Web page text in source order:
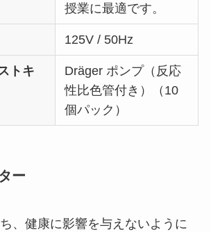
授業に最適です。
125V / 50Hz
トキ
Dräger ポンプ（反応
性比色管付き）（10
個パック）
ー
、健康に影響を与えないように